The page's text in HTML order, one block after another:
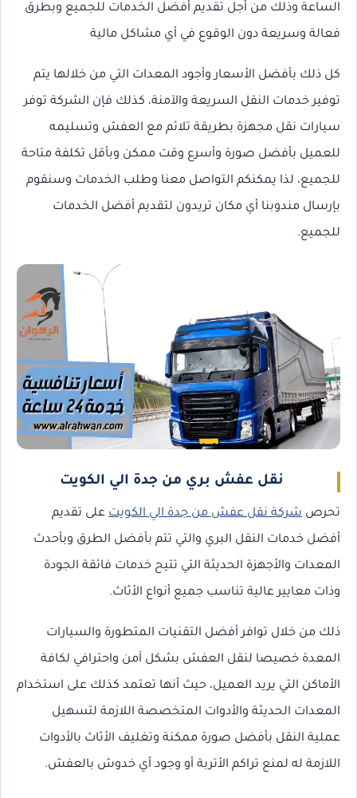
الساعة وذلك من أجل تقديم أفضل الخدمات للجميع وبطرق
فعالة وسريعة دون الوقوع في أي مشاكل مالية
كل ذلك بأفضل الأسعار وأجود المعدات التي من خلالها يتم
توفير خدمات النقل السريعة والآمنة، كذلك فإن الشركة توفر
سيارات نقل مجهزة بطريقة تلائم مع العفش وتسليمه
للعميل بأفضل صورة وأسرع وقت ممكن وبأقل تكلفة متاحة
للجميع، لذا يمكنكم التواصل معنا وطلب الخدمات وسنقوم
بإرسال مندوبنا أي مكان تريدون لتقديم أفضل الخدمات
للجميع.
نقل عفش بري من جدة الي الكويت
تحرص شركة نقل عفش من جدة الي الكويت على تقديم
أفضل خدمات النقل البري والتي تتم بأفضل الطرق وبأحدث
المعدات والأجهزة الحديثة التي تتيح خدمات فائقة الجودة
وذات معايير عالية تناسب جميع أنواع الأثاث.
ذلك من خلال توافر أفضل التقنيات المتطورة والسيارات
المعدة خصيصا لنقل العفش بشكل آمن واحترافي لكافة
الأماكن التي يريد العميل، حيث أنها تعتمد كذلك على استخدام
المعدات الحديثة والأدوات المتخصصة اللازمة لتسهيل
عملية النقل بأفضل صورة ممكنة وتغليف الأثاث بالأدوات
اللازمة له لمنع تراكم الأتربة أو وجود أي خدوش بالعفش.